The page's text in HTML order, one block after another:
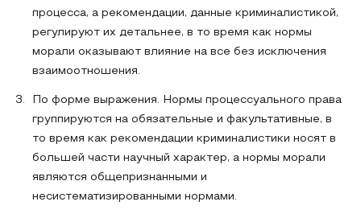
процесса, а рекомендации, данные криминалистикой,
регулируют их детальнее, в то время как нормы
морали оказывают влияние на все без исключения
взаимоотношения.
По форме выражения. Нормы процессуального права
группируются на обязательные и факультативные, в
то время как рекомендации криминалистики носят в
большей части научный характер, а нормы морали
являются общепризнанными и
несистематизированными нормами.